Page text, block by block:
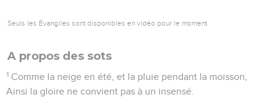
Seuls les Évangiles sont disponibles en vidéo pour le moment.
A propos des sots
1 Comme la neige en été, et la pluie pendant la moisson,
Ainsi la gloire ne convient pas à un insensé.